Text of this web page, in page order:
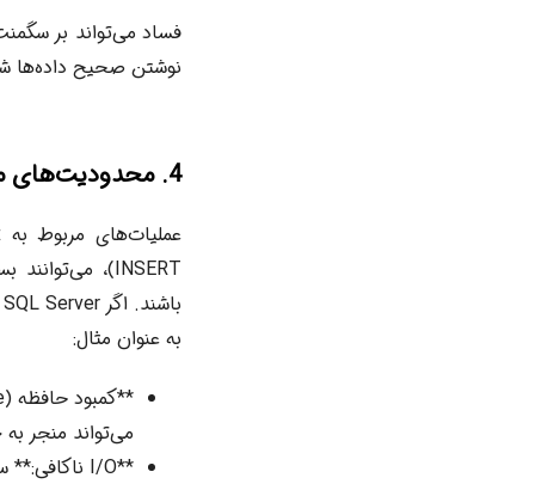
فساد می‌تواند بر
نوشتن صحیح داده‌ها
4. محدودیت‌های منابع (Resource Constraints)
به عنوان مثال:
می‌تواند منجر به خطای